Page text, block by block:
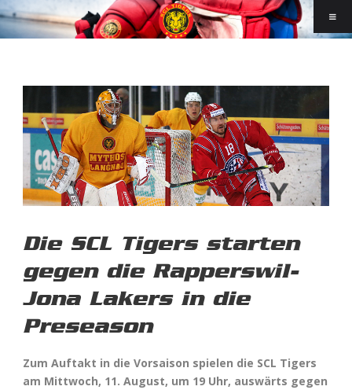
Die SCL Tigers starten
gegen die Rapperswil-
Jona Lakers in die
Preseason
Zum Auftakt in die Vorsaison spielen die SCL Tigers
am Mittwoch, 11. August, um 19 Uhr, auswärts gegen